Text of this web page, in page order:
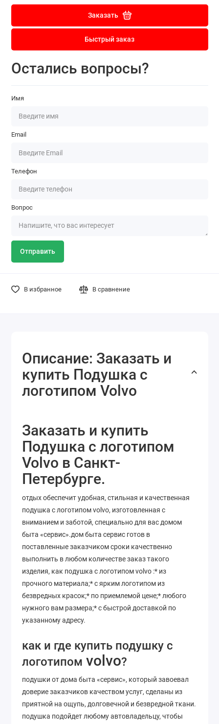
Заказать
Быстрый заказ
Остались вопросы?
Имя
Email
Телефон
Вопрос
Отправить
В избранное В сравнение
Описание: Заказать и
купить Подушка с
логотипом Volvo
Заказать и купить
Подушка с логотипом
Volvo в Санкт-
Петербурге.
отдых обеспечит удобная, стильная и качественная
подушка с логотипом volvo, изготовленная с
вниманием и заботой, специально для вас домом
быта «сервис».дом быта сервис готов в
поставленные заказчиком сроки качественно
выполнить в любом количестве заказ такого
изделия, как подушка с логотипом volvo :* из
прочного материала;* с ярким логотипом из
безвредных красок;* по приемлемой цене;* любого
нужного вам размера;* с быстрой доставкой по
указанному адресу.
как и где купить подушку с
логотипом volvo?
подушки от дома быта «сервис», который завоевал
доверие заказчиков качеством услуг, сделаны из
приятной на ощупь, долговечной и безвредной ткани.
подушка подойдет любому автовладельцу, чтобы